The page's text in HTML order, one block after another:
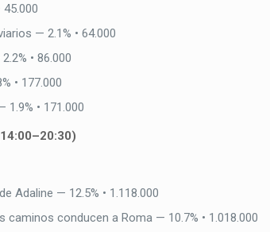
— 2.1% • 64.000
• 86.000
• 177.000
1.9% • 171.000
Adaline — 12.5% • 1.118.000
caminos conducen a Roma — 10.7% • 1.018.000